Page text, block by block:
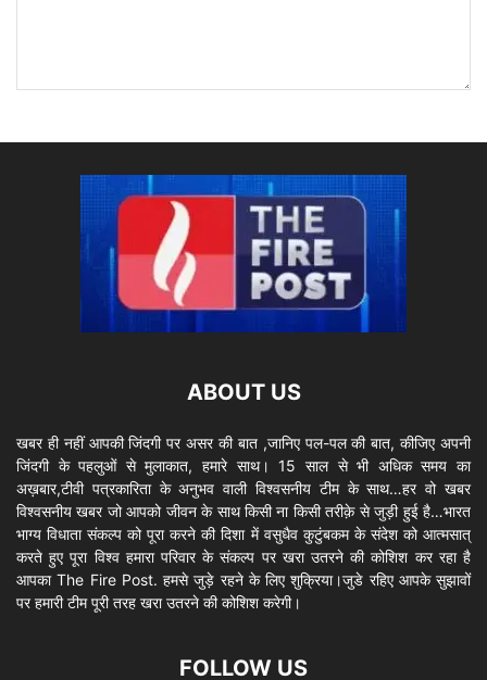
ABOUT US
खबर ही नहीं आपकी जिंदगी पर असर की बात ,जानिए पल-पल की बात, कीजिए अपनी
जिंदगी के पहलुओं से मुलाकात, हमारे साथ। 15 साल से भी अधिक समय का
अख़बार,टीवी पत्रकारिता के अनुभव वाली विश्वसनीय टीम के साथ…हर वो खबर
विश्वसनीय खबर जो आपको जीवन के साथ किसी ना किसी तरीक़े से जुड़ी हुई है…भारत
भाग्य विधाता संकल्प को पूरा करने की दिशा में वसुधैव कुटुंबकम के संदेश को आत्मसात्
करते हुए पूरा विश्व हमारा परिवार के संकल्प पर खरा उतरने की कोशिश कर रहा है
आपका The Fire Post. हमसे जुड़े रहने के लिए शुक्रिया।जुडे रहिए आपके सुझावों
पर हमारी टीम पूरी तरह खरा उतरने की कोशिश करेगी।
FOLLOW US